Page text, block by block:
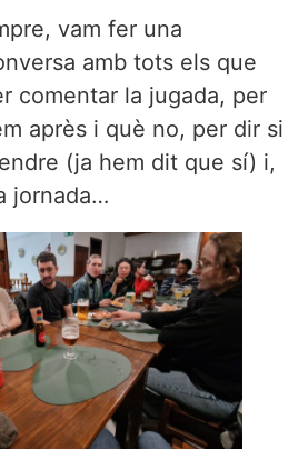
vam fer una
amb tots els que
comentar la jugada, per
après i què no, per dir si
(ja hem dit que sí) i,
jornada…